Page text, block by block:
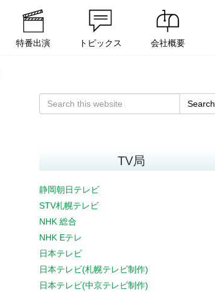
特番出演 トピックス 会社概要
Search
TV局
静岡朝日テレビ
STV札幌テレビ
NHK 総合
NHK Eテレ
日本テレビ
日本テレビ(札幌テレビ制作)
日本テレビ(中京テレビ制作)